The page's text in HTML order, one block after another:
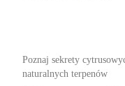
Poznaj sekrety
naturalnych terpenów